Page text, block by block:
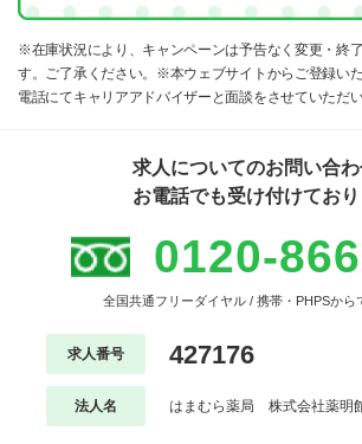
※在庫状況により、キャンペーンは予告なく変更・終
す。ご了承ください。※本ウェブサイトからご登録い
電話にてキャリアアドバイザーと面談をさせていただ
求人についてのお問い合
お電話でも受け付けてお
0120-
全国共通フリーダイヤル / 携帯・PHPSから
求人番号 427176
法人名 はまむら薬局 株式会社薬明